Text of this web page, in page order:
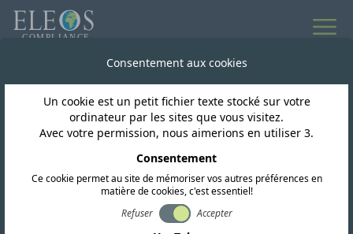
Paraguay
Consentement aux cookies
Un cookie est un petit fichier texte stocké sur votre
ordinateur par les sites que vous visitez.
Avec votre permission, nous aimerions en utiliser 3.
Consentement
Ce cookie permet au site de mémoriser vos autres préférences en
matière de cookies, c'est essentiel!
Refuser
Accepter